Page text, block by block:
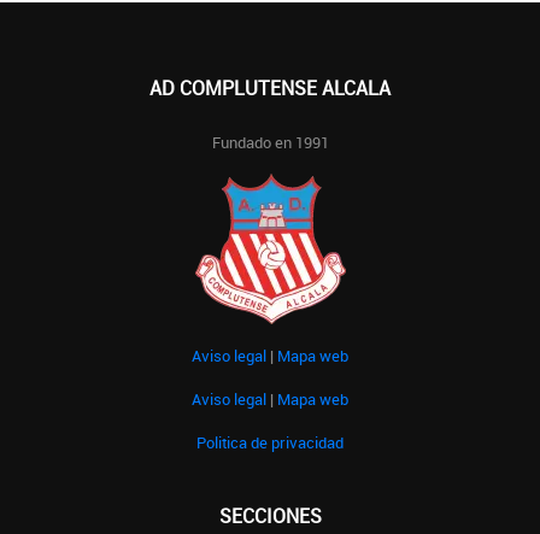
AD COMPLUTENSE ALCALA
Fundado en 1991
Aviso legal | Mapa web
Aviso legal | Mapa web
Politica de privacidad
SECCIONES